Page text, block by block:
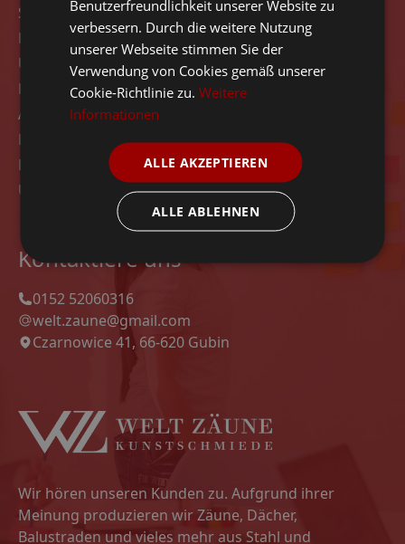
Start
Rezensionen
Über das Unternehmen
Kontakt
Angebot
Modelle
Datenschutz-Bestimmungen
Unsere Projekte
Kontaktiere uns
0152 52060316
welt.zaune@gmail.com
Czarnowice 41, 66-620 Gubin
Wir hören unseren Kunden zu. Aufgrund ihrer
Meinung produzieren wir Zäune, Dächer,
Balustraden und vieles mehr aus Stahl und
Benutzerfreundlichkeit unserer Website zu
verbessern. Durch die weitere Nutzung
unserer Webseite stimmen Sie der
Verwendung von Cookies gemäß unserer
Cookie-Richtlinie zu.Weitere
Informationen
ALLE AKZEPTIEREN
ALLE ABLEHNEN